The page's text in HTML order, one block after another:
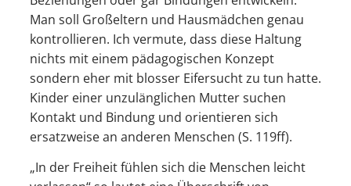
Man soll Großeltern und Hausmädchen genau
kontrollieren. Ich vermute, dass diese Haltung
nichts mit einem pädagogischen Konzept
sondern eher mit blosser Eifersucht zu tun hatte.
Kinder einer unzulänglichen Mutter suchen
Kontakt und Bindung und orientieren sich
ersatzweise an anderen Menschen (S. 119ff).
„In der Freiheit fühlen sich die Menschen leicht